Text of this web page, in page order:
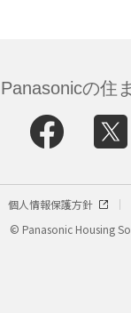
Panasonicの住
個人情報保護方針
© Panasonic Housing